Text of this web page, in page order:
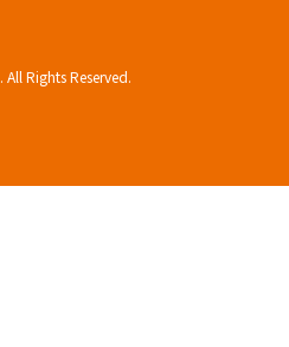
All Rights Reserved.